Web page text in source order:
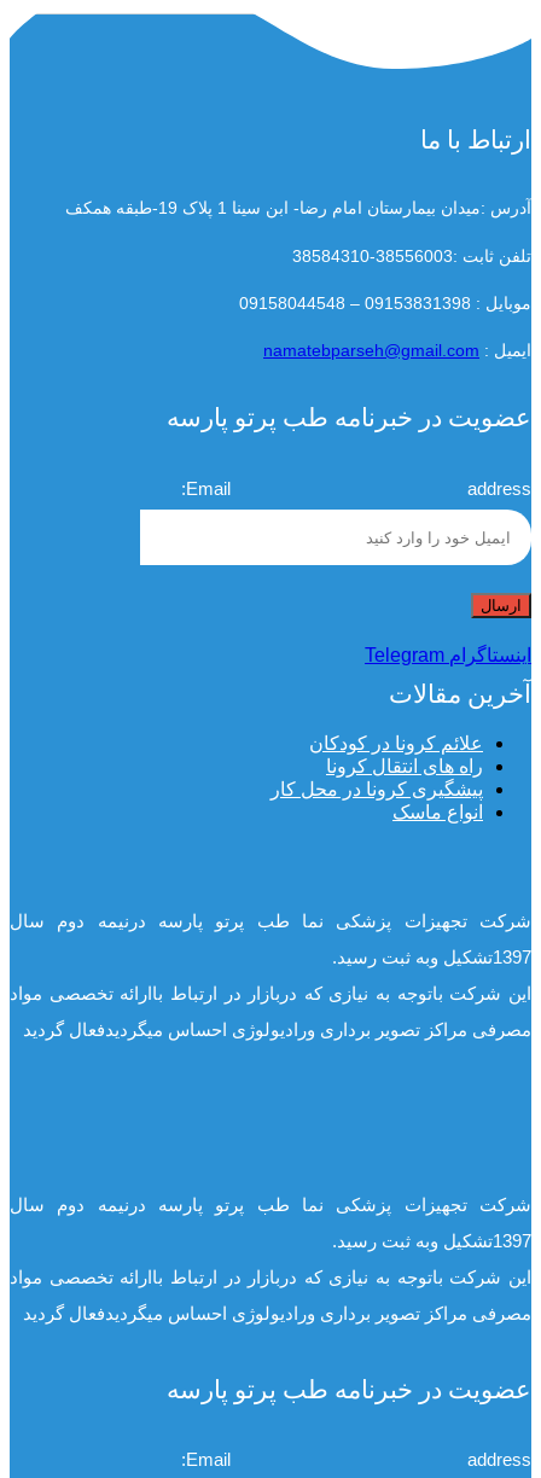
ارتباط با ما
آدرس :میدان بیمارستان امام رضا- ابن سینا 1 پلاک 19-طبقه همکف
تلفن ثابت :38556003-38584310
موبایل : 09153831398 – 09158044548
ایمیل : namatebparseh@gmail.com
عضویت در خبرنامه طب پرتو پارسه
Email address:
اینستاگرام Telegram
آخرین مقالات
علائم کرونا در کودکان
راه های انتقال کرونا
پیشگیری کرونا در محل کار
انواع ماسک
شرکت تجهیزات پزشکی نما طب پرتو پارسه درنیمه دوم سال
1397تشکیل وبه ثبت رسید.
این شرکت باتوجه به نیازی که دربازار در ارتباط باارائه تخصصی مواد
مصرفی مراکز تصویر برداری ورادیولوژی احساس میگردیدفعال گردید
شرکت تجهیزات پزشکی نما طب پرتو پارسه درنیمه دوم سال
1397تشکیل وبه ثبت رسید.
این شرکت باتوجه به نیازی که دربازار در ارتباط باارائه تخصصی مواد
مصرفی مراکز تصویر برداری ورادیولوژی احساس میگردیدفعال گردید
عضویت در خبرنامه طب پرتو پارسه
Email address: